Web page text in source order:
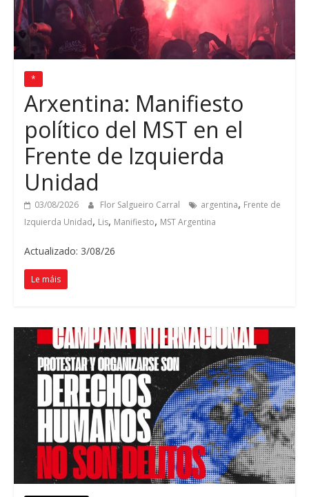
*
Arxentina: Manifiesto
político del MST en el
Frente de Izquierda
Unidad
03/08/2026 Flor Salgueiro Carral argentina, Frente de
Izquierda Unidad, Lis, Manifiesto, MST Argentina
Actualizado: 3/08/26
Le máis